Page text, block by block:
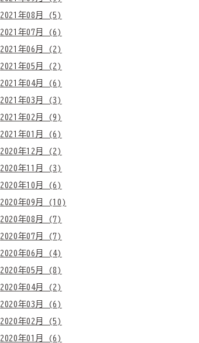
2021年08月 (5)
2021年07月 (6)
2021年06月 (2)
2021年05月 (2)
2021年04月 (6)
2021年03月 (3)
2021年02月 (9)
2021年01月 (6)
2020年12月 (2)
2020年11月 (3)
2020年10月 (6)
2020年09月 (10)
2020年08月 (7)
2020年07月 (7)
2020年06月 (4)
2020年05月 (8)
2020年04月 (2)
2020年03月 (6)
2020年02月 (5)
2020年01月 (6)